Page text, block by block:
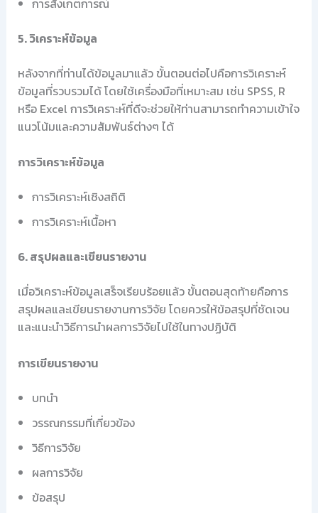
5. วิเคราะห์ข้อมูล
หลังจากที่ท่านได้ข้อมูลมาแล้ว ขั้นตอนต่อไปคือการวิเคราะห์
ข้อมูลที่รวบรวมได้ โดยใช้เครื่องมือที่เหมาะสม เช่น SPSS, R
หรือ Excel การวิเคราะห์ที่ดีจะช่วยให้ท่านสามารถทำความเข้าใจ
แนวโน้มและความสัมพันธ์ต่างๆ ได้
การวิเคราะห์ข้อมูล
การวิเคราะห์เชิงสถิติ
การวิเคราะห์เนื้อหา
6. สรุปผลและเขียนรายงาน
เมื่อวิเคราะห์ข้อมูลเสร็จเรียบร้อยแล้ว ขั้นตอนสุดท้ายคือการ
สรุปผลและเขียนรายงานการวิจัย โดยควรให้ข้อสรุปที่ชัดเจน
และแนะนำวิธีการนำผลการวิจัยไปใช้ในทางปฏิบัติ
การเขียนรายงาน
บทนำ
วรรณกรรมที่เกี่ยวข้อง
วิธีการวิจัย
ผลการวิจัย
ข้อสรุป